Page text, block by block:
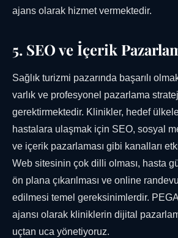
ajans olarak hizmet vermektedir.
5. SEO ve İçerik
Sağlık turizmi pazarında başarılı
varlık ve profesyonel pazarlama
gerektirmektedir. Klinikler, hedef
hastalara ulaşmak için SEO, sosyal
ve içerik pazarlaması gibi kanalları
Web sitesinin çok dilli olması, hasta
ön plana çıkarılması ve online
edilmesi temel gereksinimlerdir.
ajansı olarak kliniklerin dijital
uçtan uca yönetiyoruz.